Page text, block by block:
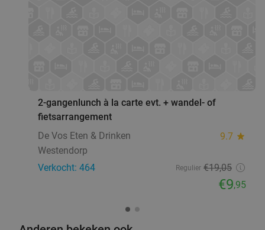
2-gangenlunch à la carte evt. + wandel- of
fietsarrangement
De Vos Eten & Drinken
9.7 star
Westendorp
Verkocht: 464
Regulier €19,05
€9,95